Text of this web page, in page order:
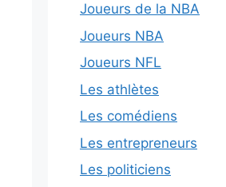
Joueurs de la NBA
Joueurs NBA
Joueurs NFL
Les athlètes
Les comédiens
Les entrepreneurs
Les politiciens